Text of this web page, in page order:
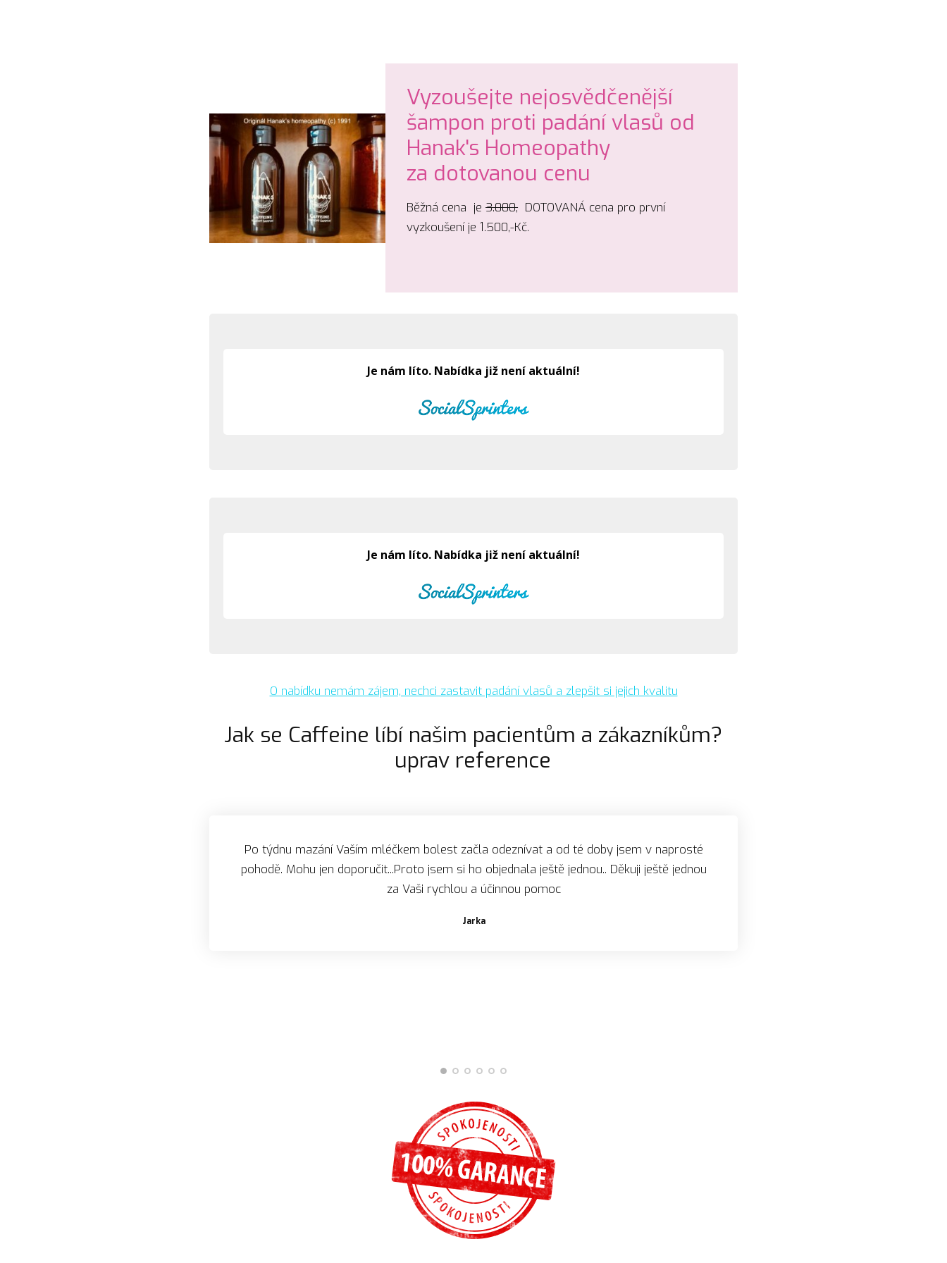
Vyzoušejte nejosvědčenější
šampon proti padání vlasů od
Hanak's Homeopathy
za dotovanou cenu
Běžná cena je3.000, DOTOVANÁ cena pro první
vyzkoušení je 1.500,-Kč.
O nabídku nemám zájem, nechci zastavit padání vlasů a zlepšit si jejich kvalitu
Jak se Caffeine líbí našim pacientům a zákazníkům?
uprav reference
Po týdnu mazání Vaším mléčkem bolest začla odeznívat a od té doby jsem v naprosté
pohodě. Mohu jen doporučit...Proto jsem si ho objednala ještě jednou.. Děkuji ještě jednou
za Vaši rychlou a účinnou pomoc
Jarka
Eva K.
Květa Zelnerová.